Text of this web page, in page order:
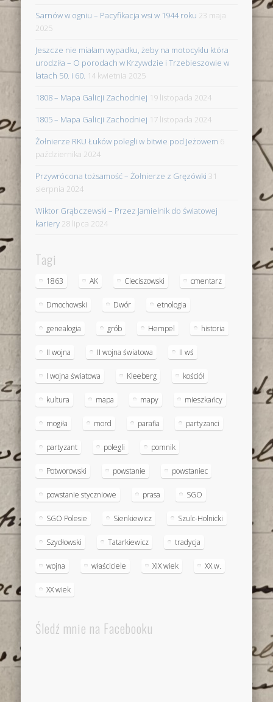
Sarnów w ogniu – Pacyfikacja wsi w 1944 roku 23 maja
2025
Jeszcze nie miałam wypadku, żeby na motocyklu która
urodziła – O porodach w Krzywdzie i Trzebieszowie w
latach 50. i 60. 14 kwietnia 2025
1808 – Mapa Galicji Zachodniej 19 listopada 2024
1805 – Mapa Galicji Zachodniej 17 listopada 2024
Żołnierze RKU Łuków polegli w bitwie pod Jeżowem 6
października 2024
Przywrócona tożsamość – Żołnierze z Gręzówki 31
sierpnia 2024
Wiktor Grąbczewski – Przez Jamielnik do światowej
kariery 28 lipca 2024
Tagi
1863 AK Cieciszowski cmentarz
Dmochowski Dwór etnologia
genealogia grób Hempel historia
II wojna II wojna światowa II wś
I wojna światowa Kleeberg kościół
kultura mapa mapy mieszkańcy
mogiła mord parafia partyzanci
partyzant polegli pomnik
Potworowski powstanie powstaniec
powstanie styczniowe prasa SGO
SGO Polesie Sienkiewicz Szulc-Holnicki
Szydłowski Tatarkiewicz tradycja
wojna właściciele XIX wiek XX w.
XX wiek
Śledź mnie na Facebooku